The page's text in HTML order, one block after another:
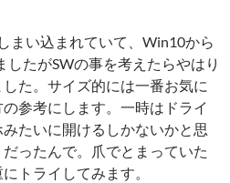
まい込まれていて、Win10から
したがSWの事を考えたらやはり
た。サイズ的には一番お気に
参考にします。一時はドライ
たいに開けるしかないかと思
ったんで。爪でとまっていた
トライしてみます。